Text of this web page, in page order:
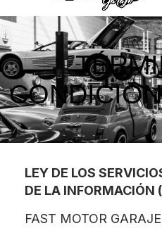
LEY DE LOS
DE LA INFORMACIÓN
FAST MOTOR